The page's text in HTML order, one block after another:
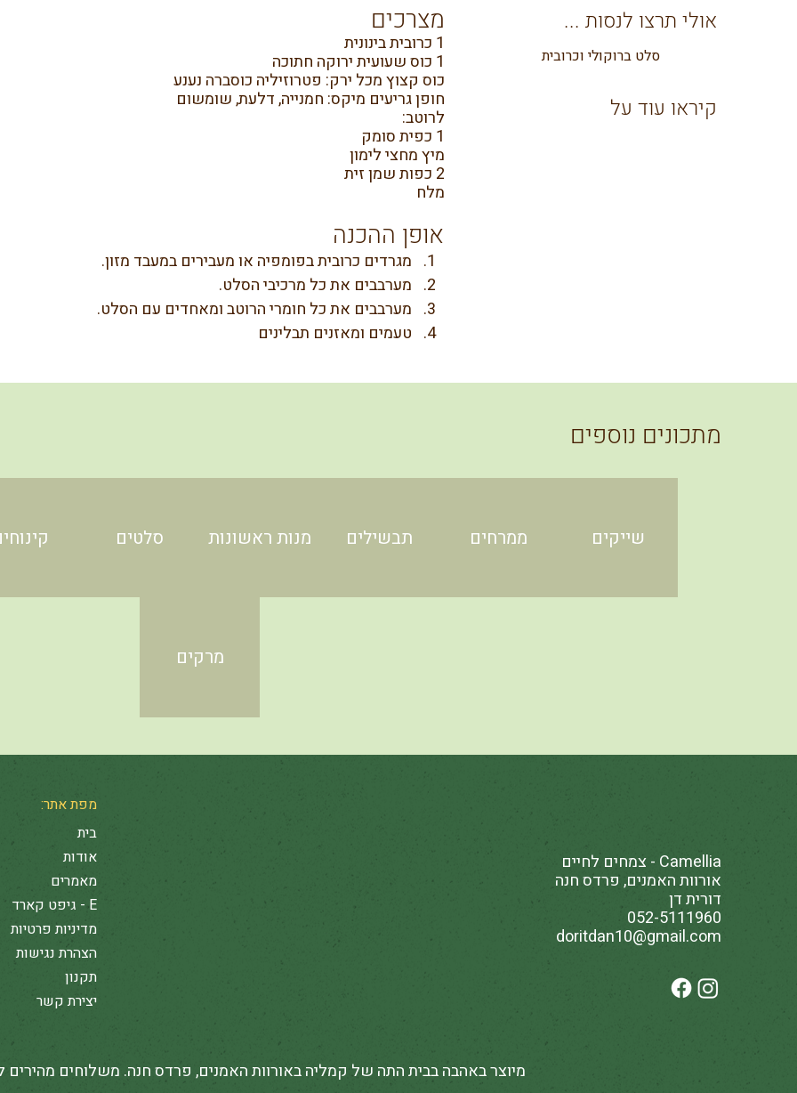
אולי תרצו לנסות ...
סלט ברוקולי וכרובית
קיראו עוד על
מצרכים
1 כרובית בינונית
1 כוס שעועית ירוקה חתוכה
כוס קצוץ מכל ירק: פטרוזיליה כוסברה נענע
חופן גריעים מיקס: חמנייה, דלעת, שומשום
לרוטב:
1 כפית סומק
מיץ מחצי לימון
2 כפות שמן זית
מלח
אופן ההכנה
מגרדים כרובית בפומפיה או מעבירים במעבד מזון.
מערבבים את כל מרכיבי הסלט.
מערבבים את כל חומרי הרוטב ומאחדים עם הסלט.
טעמים ומאזנים תבלינים
מתכונים נוספים
שייקים ממרחים תבשילים מנות ראשונות סלטים
מרקים
מפת אתר:
בית
אודות
מאמרים
E - גיפט קארד
מדיניות פרטיות
הצהרת נגישות
תקנון
יצירת קשר
Camellia - צמחים לחיים
אורוות האמנים, פרדס חנה
דורית דן
052-5111960
doritdan10@gmail.com
מיוצר באהבה בבית התה של קמליה באורוות האמנים, פרדס חנה. משלוחים